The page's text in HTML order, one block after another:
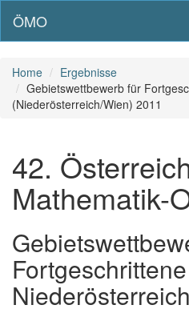
ÖMO
Home
Ergebnisse
Gebietswettbewerb für
(Niederösterreich/Wien) 2011
42.
Mathematik-